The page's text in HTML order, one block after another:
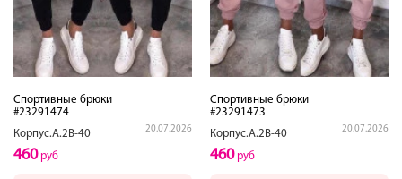
Спортивные брюки
#23291474
Корпус.А.2В-40
20.07.2026
460руб
Спортивные брюки
#23291473
Корпус.А.2В-40
20.07.2026
460руб